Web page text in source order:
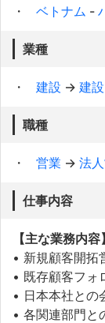
ベトナム -
業種
建設 → 建
職種
営業 → 法
仕事内容
【主な業務内容】
• 新規顧客開拓
• 既存顧客フォ
• 日本本社との
• 各関連部門と